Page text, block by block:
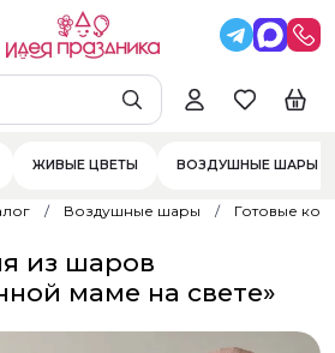
ЖИВЫЕ ЦВЕТЫ ВОЗДУШНЫЕ ШАРЫ
Воздушные шары Готовые
из шаров
маме на свете»